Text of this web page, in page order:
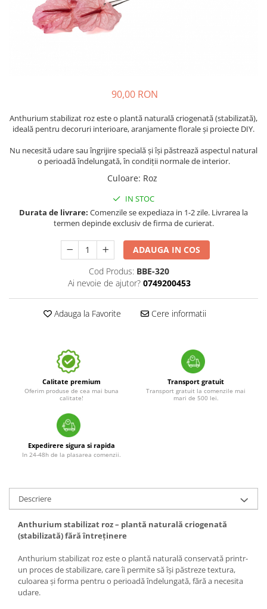
90,00 RON
Anthurium stabilizat roz este o plantă naturală criogenată (stabilizată),
ideală pentru decoruri interioare, aranjamente florale și proiecte DIY.
Nu necesită udare sau îngrijire specială și își păstrează aspectul natural
o perioadă îndelungată, în condiții normale de interior.
Culoare: Roz
IN STOC
Durata de livrare: Comenzile se expediaza in 1-2 zile. Livrarea la
termen depinde exclusiv de firma de curierat.
ADAUGA IN COS
Cod Produs: BBE-320
Ai nevoie de ajutor? 0749200453
Adauga la Favorite Cere informatii
Calitate premium
Oferim produse de cea mai buna
calitate!
Transport gratuit
Transport gratuit la comenzile mai
mari de 500 lei.
Expedirere sigura si rapida
In 24-48h de la plasarea comenzii.
Descriere
Anthurium stabilizat roz – plantă naturală criogenată
(stabilizată) fără întreținere
Anthurium stabilizat roz este o plantă naturală conservată printr-
un proces de stabilizare, care îi permite să își păstreze textura,
culoarea și forma pentru o perioadă îndelungată, fără a necesita
udare.